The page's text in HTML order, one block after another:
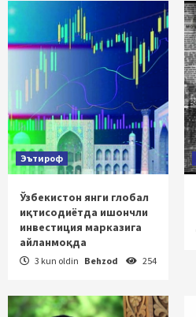
Эътироф
Ўзбекистон янги глобал
иқтисодиётда ишончли
инвестиция марказига
айланмоқда
3 kun oldin Behzod 254